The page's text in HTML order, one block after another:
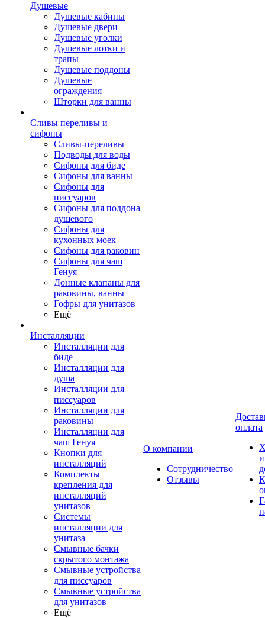
Душевые
Душевые кабины
Душевые двери
Душевые уголки
Душевые лотки и
трапы
Душевые поддоны
Душевые
ограждения
Шторки для ванны
Сливы переливы и
сифоны
Сливы-переливы
Подводы для воды
Сифоны для биде
Сифоны для ванны
Сифоны для
писсуаров
Сифоны для поддона
душевого
Сифоны для
кухонных моек
Сифоны для раковин
Сифоны для чаш
Генуя
Донные клапаны для
раковины, ванны
Гофры для унитазов
Ещё
Инсталляции
Инсталляции для
биде
Инсталляции для
душа
Инсталляции для
писсуаров
Инсталляции для
раковины
Инсталляции для
чаш Генуя
Кнопки для
инсталляций
Комплекты
крепления для
инсталляций
унитазов
Системы
инсталляции для
унитаза
Смывные бачки
скрытого монтажа
Смывные устройства
для писсуаров
Смывные устройства
для унитазов
Ещё
О компании
Сотрудничество
Отзывы
оплата
и